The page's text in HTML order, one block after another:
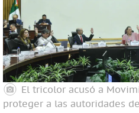
El tricolor acusó a
proteger a las autoridades